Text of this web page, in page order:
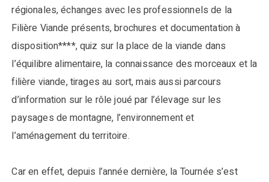
régionales, échanges avec les professionnels de la
Filière Viande présents, brochures et documentation à
disposition****, quiz sur la place de la viande dans
l’équilibre alimentaire, la connaissance des morceaux et la
filière viande, tirages au sort, mais aussi parcours
d’information sur le rôle joué par l’élevage sur les
paysages de montagne, l’environnement et
l’aménagement du territoire.
Car en effet, depuis l’année dernière, la Tournée s’est